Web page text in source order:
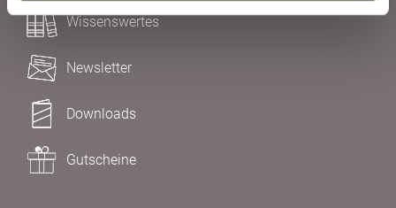
Wissenswertes
Newsletter
Downloads
Gutscheine